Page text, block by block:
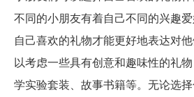
不同的小朋友有着自己不同的兴趣
自己喜欢的礼物才能更好地表达对
以考虑一些具有创意和趣味性的礼
学实验套装、故事书籍等。无论选